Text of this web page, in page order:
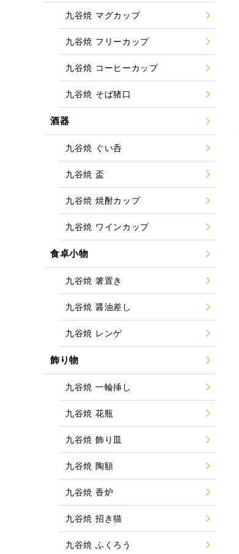
九谷焼 マグカップ
九谷焼 フリーカップ
九谷焼 コーヒーカップ
九谷焼 そば猪口
酒器
九谷焼 ぐい呑
九谷焼 盃
九谷焼 焼酎カップ
九谷焼 ワインカップ
食卓小物
九谷焼 箸置き
九谷焼 醤油差し
九谷焼 レンゲ
飾り物
九谷焼 一輪挿し
九谷焼 花瓶
九谷焼 飾り皿
九谷焼 陶額
九谷焼 香炉
九谷焼 招き猫
九谷焼 ふくろう